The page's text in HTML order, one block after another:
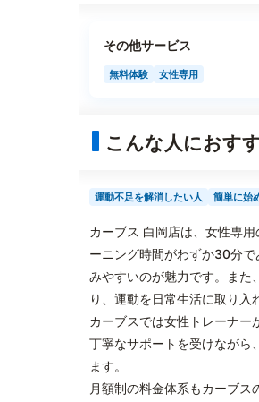
その他サービス
無料体験 女性専用
こんな人におす
運動不足を解消したい人 簡単に始
カーブス 白岡店は、女性専
ーニング時間がわずか30分
みやすいのが魅力です。また
り、運動を日常生活に取り入
カーブスでは女性トレーナー
丁寧なサポートを受けながら
ます。
月額制の料金体系もカーブ